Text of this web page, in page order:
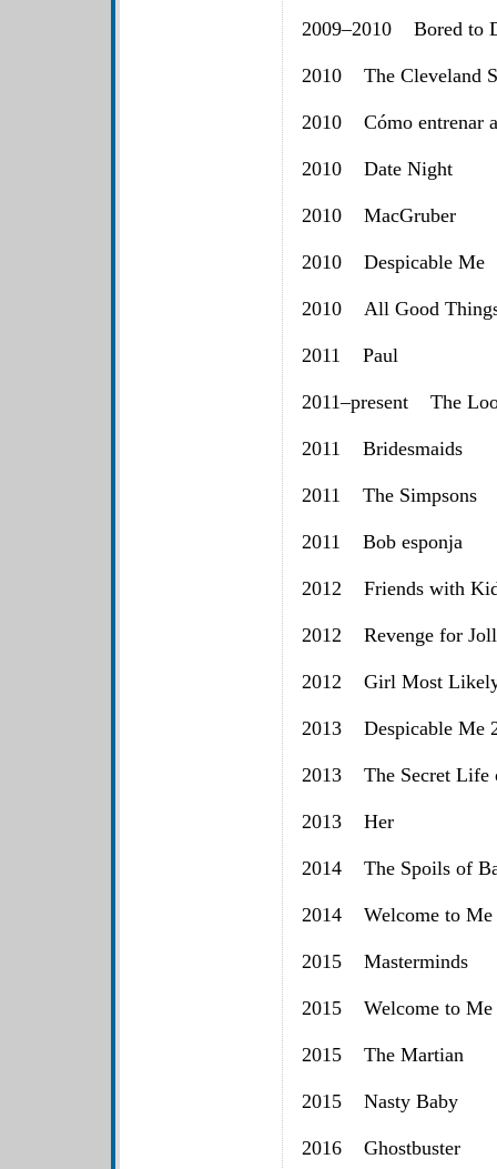
2009–2010 Bored to
2010 The Cleveland
2010 Cómo entrenar
2010 Date Night
2010 MacGruber
2010 Despicable Me
2010 All Good
2011 Paul
2011–present The
2011 Bridesmaids
2011 The Simpsons
2011 Bob esponja
2012 Friends with
2012 Revenge for
2012 Girl Most
2013 Despicable Me
2013 The Secret Life
2013 Her
2014 The Spoils of
2014 Welcome to Me
2015 Masterminds
2015 Welcome to Me
2015 The Martian
2015 Nasty Baby
2016 Ghostbuster